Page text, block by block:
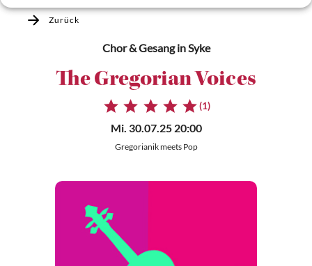
Zurück
Chor & Gesangin Syke
The Gregorian Voices
(1)
Mi. 30.07.25 20:00
Gregorianik meets Pop